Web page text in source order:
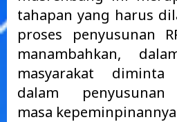
tahapan yang harus
proses penyusunan
manambahkan,
masyarakat
dalam penyusunan
masa